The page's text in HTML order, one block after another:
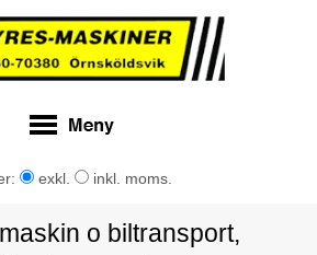
exkl. inkl. moms.
o biltransport,